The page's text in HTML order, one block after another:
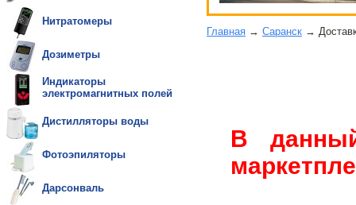
Нитратомеры
Дозиметры
Индикаторы
электромагнитных полей
Дистилляторы воды
Фотоэпиляторы
Дарсонваль
Главная → Саранск →
В